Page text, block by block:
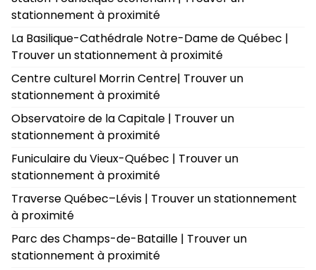
stationnement à proximité
La Basilique-Cathédrale Notre-Dame de Québec |
Trouver un stationnement à proximité
Centre culturel Morrin Centre| Trouver un
stationnement à proximité
Observatoire de la Capitale | Trouver un
stationnement à proximité
Funiculaire du Vieux-Québec | Trouver un
stationnement à proximité
Traverse Québec–Lévis | Trouver un stationnement
à proximité
Parc des Champs-de-Bataille | Trouver un
stationnement à proximité